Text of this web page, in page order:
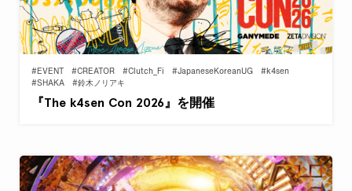
#EVENT #CREATOR #Clutch_Fi #JapaneseKoreanUG
#k4sen
#SHAKA
#鈴木ノリアキ
『The k4sen Con 2026』を開催